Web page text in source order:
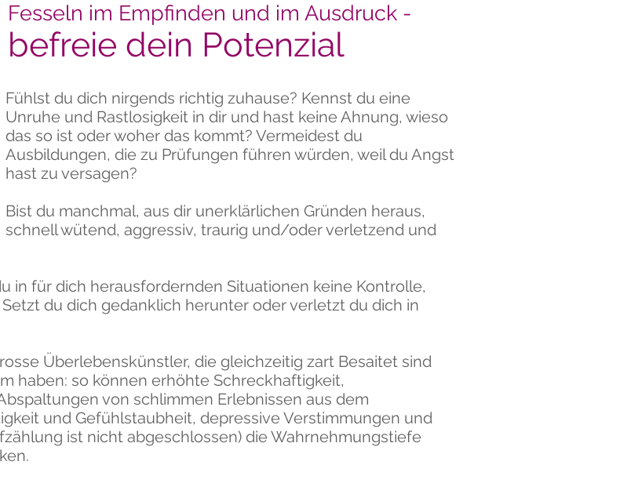
Fesseln im Empfinden und im Ausdruck -
befreie dein Potenzial
Fühlst du dich nirgends richtig zuhause? Kennst du eine
Unruhe und Rastlosigkeit in dir und hast keine Ahnung, wieso
das so ist oder woher das kommt? Vermeidest du
Ausbildungen, die zu Prüfungen führen würden, weil du Angst
hast zu versagen?​
Bist du manchmal, aus dir unerklärlichen Gründen heraus,
schnell wütend, aggressiv, traurig und/oder verletzend und
in für dich herausfordernden Situationen keine Kontrolle,
du dich gedanklich herunter oder verletzt du dich in
Überlebenskünstler, die gleichzeitig zart Besaitet sind
haben: so können erhöhte Schreckhaftigkeit,
von schlimmen Erlebnissen aus dem
und Gefühlstaubheit, depressive Verstimmungen und
ist nicht abgeschlossen) die Wahrnehmungstiefe